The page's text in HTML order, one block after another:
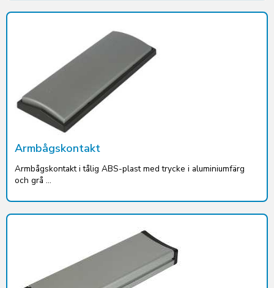
Armbågskontakt
Armbågskontakt i tålig ABS-plast med trycke i aluminiumfärg
och grå ...